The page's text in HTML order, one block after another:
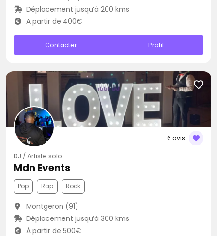
Déplacement jusqu’à 200 kms
À partir de 400€
Contacter Profil
6 avis
DJ / Artiste solo
Mdn Events
Pop Rap Rock
Montgeron (91)
Déplacement jusqu’à 300 kms
À partir de 500€